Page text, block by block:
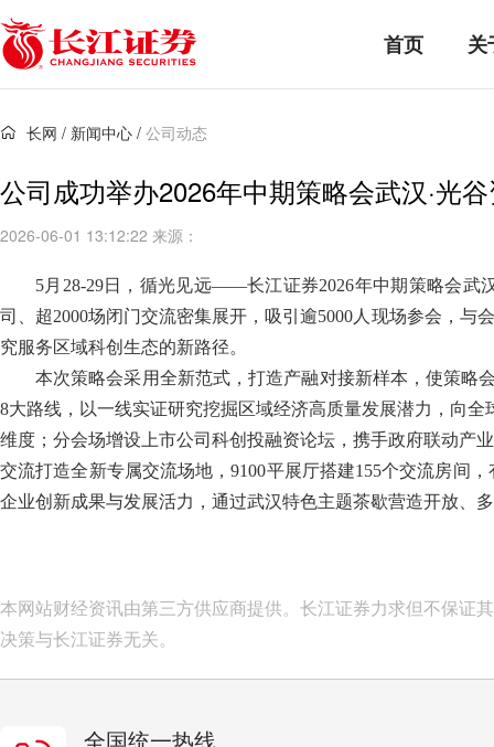
首页 关
长网 / 新闻中心 / 公司动态
公司成功举办2026年中期策略会武汉·光
2026-06-01 13:12:22 来源：
5月28-29日，循光见远——长江证券2026年中期策略会武
司、超2000场闭门交流密集展开，吸引逾5000人现场参会，
究服务区域科创生态的新路径。
本次策略会采用全新范式，打造产融对接新样本，使策略
8大路线，以一线实证研究挖掘区域经济高质量发展潜力，向
维度；分会场增设上市公司科创投融资论坛，携手政府联动产
交流打造全新专属交流场地，9100平展厅搭建155个交流房间
企业创新成果与发展活力，通过武汉特色主题茶歇营造开放、
本网站财经资讯由第三方供应商提供。长江证券力求但不保证
决策与长江证券无关。
全国统一热线